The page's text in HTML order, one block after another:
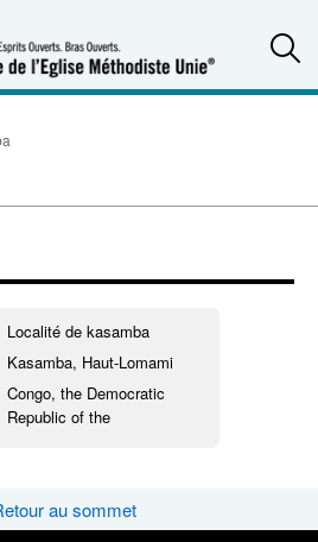
Localité de kasamba
Kasamba, Haut-Lomami
Congo, the Democratic
Republic of the
au sommet